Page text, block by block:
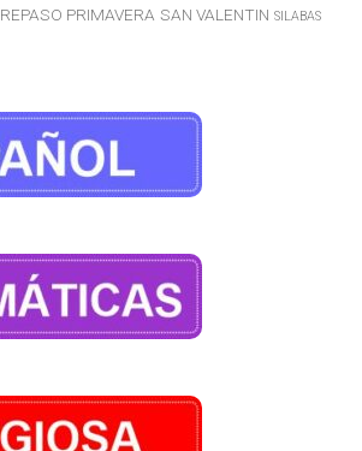
REPASO PRIMAVERA SAN VALENTIN SILABAS